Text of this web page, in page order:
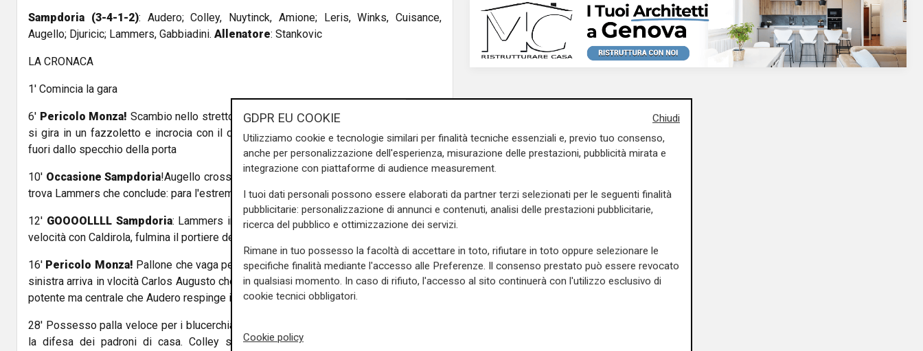
Sampdoria (3-4-1-2): Audero; Colley, Nuytinck, Amione; Leris, Winks, Cuisance,
Augello; Djuricic; Lammers, Gabbiadini. Allenatore: Stankovic
LA CRONACA
1' Comincia la gara
6' Pericolo Monza! Scambio nello stretto, in area di rigore, tra Petagna e Caprari che
si gira in un fazzoletto e incrocia con il destro: conclusione che sfila di pochissimo
fuori dallo specchio della porta
10' Occasione Sampdoria!Augello crossa dalla sinistra, Gabbiadini spizza di testa e
trova Lammers che conclude: para l'estremo difensore del Monza
12' GOOOOLLLL Sampdoria: Lammers imbuca per Gabbiadini che, vinto il duello in
velocità con Caldirola, fulmina il portiere del Monza con un gran sinistro
16' Pericolo Monza! Pallone che vaga pericolosamente nell'area blucerchiata dove a
sinistra arriva in vlocità Carlos Augusto che colpisce forte con il mancino. Conclusione
potente ma centrale che Audero respinge in angolo
28' Possesso palla veloce per i blucerchiati che ancora una volta mettono in difficoltà
la difesa dei padroni di casa. Colley si trova defilato sulla sinistra e calcia ad
Chiudi
GDPR EU COOKIE
Utilizziamo cookie e tecnologie similari per finalità tecniche essenziali e, previo tuo consenso,
anche per personalizzazione dell'esperienza, misurazione delle prestazioni, pubblicità mirata e
integrazione con piattaforme di audience measurement.
I tuoi dati personali possono essere elaborati da partner terzi selezionati per le seguenti finalità
pubblicitarie: personalizzazione di annunci e contenuti, analisi delle prestazioni pubblicitarie,
ricerca del pubblico e ottimizzazione dei servizi.
Rimane in tuo possesso la facoltà di accettare in toto, rifiutare in toto oppure selezionare le
specifiche finalità mediante l'accesso alle Preferenze. Il consenso prestato può essere revocato
in qualsiasi momento. In caso di rifiuto, l'accesso al sito continuerà con l'utilizzo esclusivo di
cookie tecnici obbligatori.
Cookie policy